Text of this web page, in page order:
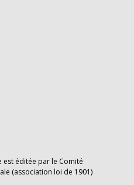
est éditée par le Comité
(association loi de 1901)